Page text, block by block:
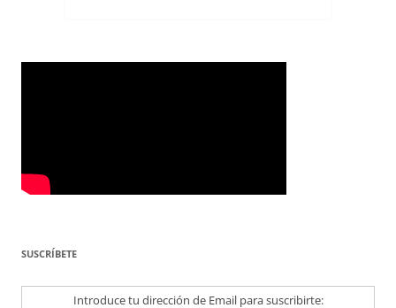
SUSCRÍBETE
Introduce tu dirección de Email para suscribirte: